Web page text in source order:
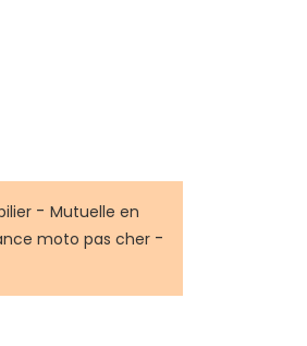
- Mutuelle en
moto pas cher -